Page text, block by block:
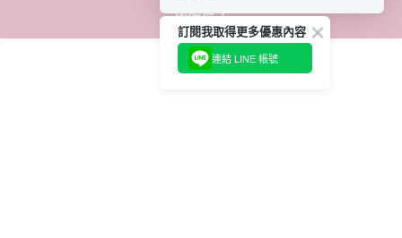
我知道了
訂閱我取得更多優惠內容
連結 LINE 帳號